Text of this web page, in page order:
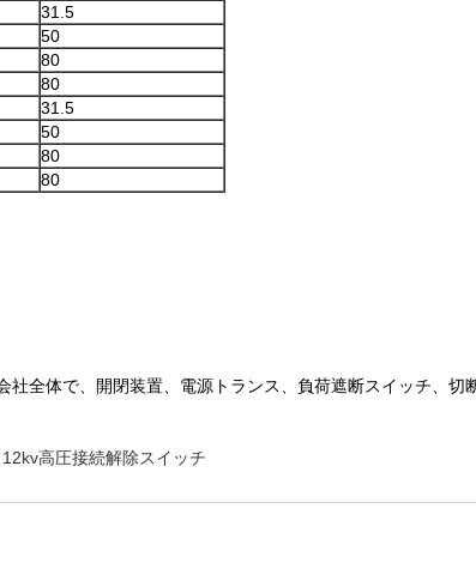
31.5
50
80
80
31.5
50
80
80
全体で、開閉装置、電源トランス、負荷遮断スイッチ、
12kv高圧接続解除スイッチ